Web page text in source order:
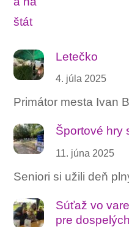
Letečko
4. júla 2025
Primátor mesta Ivan
Športové hry
11. júna 2025
Seniori si užili deň
Súťaž vo
pre